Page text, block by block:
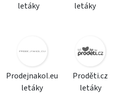
letáky
letáky
Prodejnakol.eu
letáky
Proděti.cz
letáky